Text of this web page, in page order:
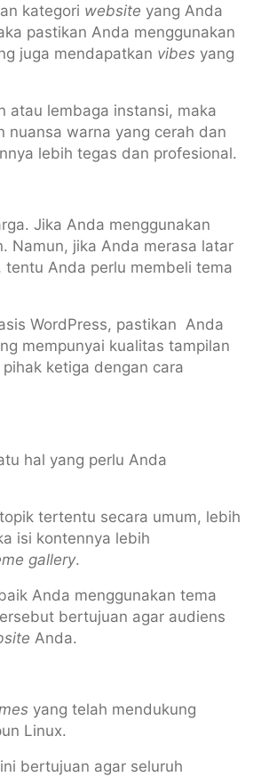
kategori website yang Anda
pastikan Anda menggunakan
juga mendapatkan vibes yang
atau lembaga instansi, maka
nuansa warna yang cerah dan
lebih tegas dan profesional.
Jika Anda menggunakan
Namun, jika Anda merasa latar
Anda perlu membeli tema
WordPress, pastikan Anda
mempunyai kualitas tampilan
pihak ketiga dengan cara
hal yang perlu Anda
tertentu secara umum, lebih
isi kontennya lebih
gallery.
Anda menggunakan tema
bertujuan agar audiens
Anda.
yang telah mendukung
Linux.
bertujuan agar seluruh